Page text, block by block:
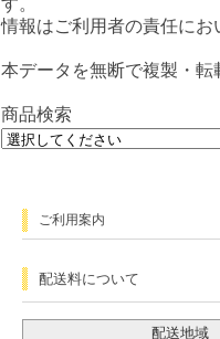
す。
情報はご利用者の責任に
本データを無断で複製・
商品検索
ご利用案内
配送料について
配送地域